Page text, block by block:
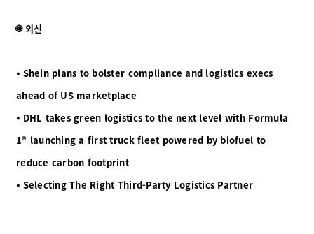
🌐 외신
⦁ Shein plans to bolster compliance and logistics execs
ahead of US marketplace
⦁ DHL takes green logistics to the next level with Formula
1® launching a first truck fleet powered by biofuel to
reduce carbon footprint
⦁ Selecting The Right Third-Party Logistics Partner